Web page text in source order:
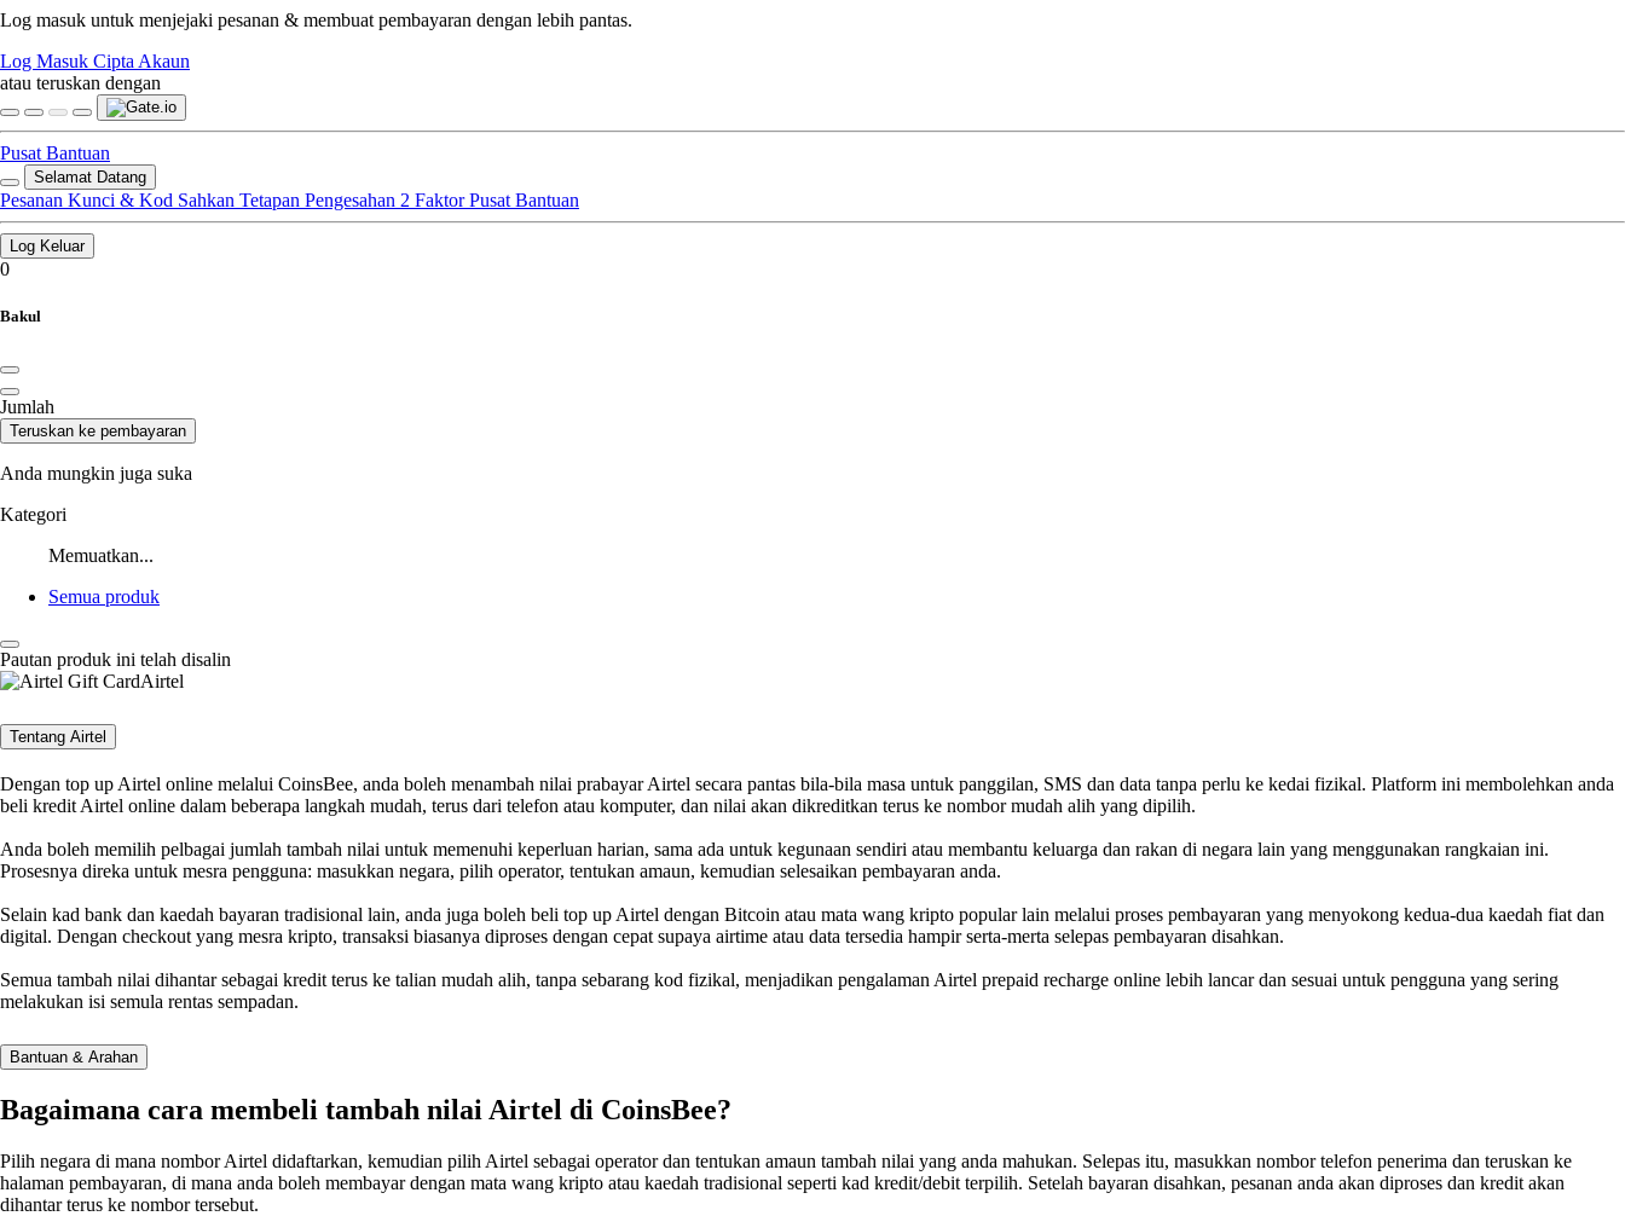
Log masuk untuk menjejaki pesanan & membuat pembayaran dengan lebih pantas.
Log Masuk Cipta Akaun
atau teruskan dengan
Pusat Bantuan
Selamat Datang
Pesanan Kunci & Kod Sahkan Tetapan Pengesahan 2 Faktor Pusat Bantuan
Log Keluar
0
Bakul
Jumlah
Teruskan ke pembayaran
Anda mungkin juga suka
Kategori
Memuatkan...
Semua produk
Pautan produk ini telah disalin
Airtel
Tentang Airtel
Dengan top up Airtel online melalui CoinsBee, anda boleh menambah nilai prabayar Airtel secara pantas bila-bila masa untuk panggilan, SMS dan data tanpa perlu ke kedai fizikal. Platform ini membolehkan anda
beli kredit Airtel online dalam beberapa langkah mudah, terus dari telefon atau komputer, dan nilai akan dikreditkan terus ke nombor mudah alih yang dipilih.
Anda boleh memilih pelbagai jumlah tambah nilai untuk memenuhi keperluan harian, sama ada untuk kegunaan sendiri atau membantu keluarga dan rakan di negara lain yang menggunakan rangkaian ini.
Prosesnya direka untuk mesra pengguna: masukkan negara, pilih operator, tentukan amaun, kemudian selesaikan pembayaran anda.
Selain kad bank dan kaedah bayaran tradisional lain, anda juga boleh beli top up Airtel dengan Bitcoin atau mata wang kripto popular lain melalui proses pembayaran yang menyokong kedua-dua kaedah fiat dan
digital. Dengan checkout yang mesra kripto, transaksi biasanya diproses dengan cepat supaya airtime atau data tersedia hampir serta-merta selepas pembayaran disahkan.
Semua tambah nilai dihantar sebagai kredit terus ke talian mudah alih, tanpa sebarang kod fizikal, menjadikan pengalaman Airtel prepaid recharge online lebih lancar dan sesuai untuk pengguna yang sering
melakukan isi semula rentas sempadan.
Bantuan & Arahan
Bagaimana cara membeli tambah nilai Airtel di CoinsBee?
Pilih negara di mana nombor Airtel didaftarkan, kemudian pilih Airtel sebagai operator dan tentukan amaun tambah nilai yang anda mahukan. Selepas itu, masukkan nombor telefon penerima dan teruskan ke
halaman pembayaran, di mana anda boleh membayar dengan mata wang kripto atau kaedah tradisional seperti kad kredit/debit terpilih. Setelah bayaran disahkan, pesanan anda akan diproses dan kredit akan
dihantar terus ke nombor tersebut.